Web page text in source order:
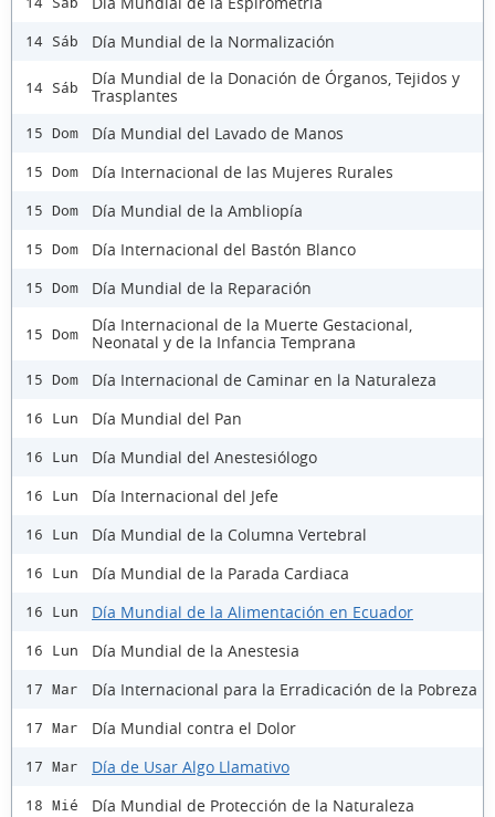
14 Sáb Día Mundial de la Normalización
14 Sáb
Día Mundial de la Donación de Órganos, Tejidos y
Trasplantes
15 Dom Día Mundial del Lavado de Manos
15 Dom Día Internacional de las Mujeres Rurales
15 Dom Día Mundial de la Ambliopía
15 Dom Día Internacional del Bastón Blanco
15 Dom Día Mundial de la Reparación
15 Dom
Día Internacional de la Muerte Gestacional,
Neonatal y de la Infancia Temprana
15 Dom Día Internacional de Caminar en la Naturaleza
16 Lun Día Mundial del Pan
16 Lun Día Mundial del Anestesiólogo
16 Lun Día Internacional del Jefe
16 Lun Día Mundial de la Columna Vertebral
16 Lun Día Mundial de la Parada Cardiaca
16 Lun Día Mundial de la Alimentación en Ecuador
16 Lun Día Mundial de la Anestesia
17 Mar Día Internacional para la Erradicación de la Pobreza
17 Mar Día Mundial contra el Dolor
17 Mar Día de Usar Algo Llamativo
18 Mié Día Mundial de Protección de la Naturaleza